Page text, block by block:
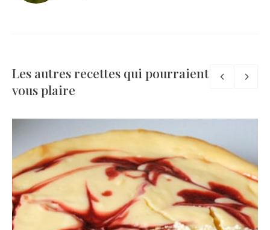
Les autres recettes qui pourraient
vous plaire